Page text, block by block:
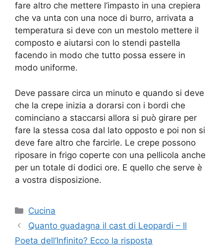
fare altro che mettere l’impasto in una crepiera
che va unta con una noce di burro, arrivata a
temperatura si deve con un mestolo mettere il
composto e aiutarsi con lo stendi pastella
facendo in modo che tutto possa essere in
modo uniforme.
Deve passare circa un minuto e quando si deve
che la crepe inizia a dorarsi con i bordi che
cominciano a staccarsi allora si può girare per
fare la stessa cosa dal lato opposto e poi non si
deve fare altro che farcirle. Le crepe possono
riposare in frigo coperte con una pellicola anche
per un totale di dodici ore. E quello che serve è
a vostra disposizione.
Categorie
Cucina
Quanto guadagna il cast di Leopardi – Il
Poeta dell’Infinito? Ecco la risposta